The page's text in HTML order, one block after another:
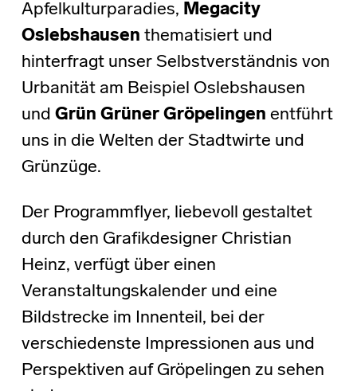
Apfelkulturparadies, Megacity
Oslebshausen thematisiert und
hinterfragt unser Selbstverständnis von
Urbanität am Beispiel Oslebshausen
und Grün Grüner Gröpelingen entführt
uns in die Welten der Stadtwirte und
Grünzüge.
Der Programmflyer, liebevoll gestaltet
durch den Grafikdesigner Christian
Heinz, verfügt über einen
Veranstaltungskalender und eine
Bildstrecke im Innenteil, bei der
verschiedenste Impressionen aus und
Perspektiven auf Gröpelingen zu sehen